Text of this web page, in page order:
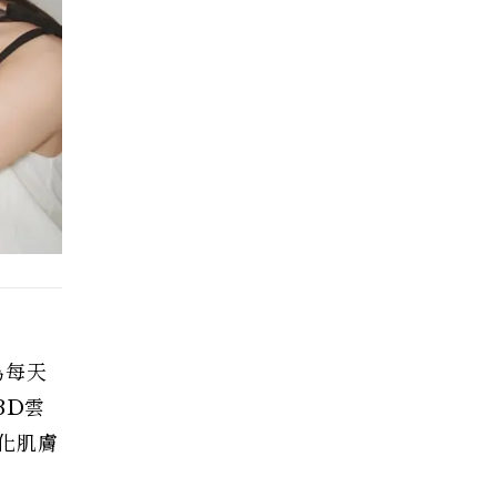
天
雲
肌膚